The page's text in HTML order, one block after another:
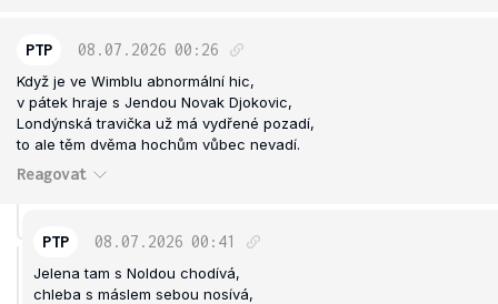
PTP 08.07.2026 00:26
Když je ve Wimblu abnormální hic,
v pátek hraje s Jendou Novak Djokovic,
Londýnská travička už má vydřené pozadí,
to ale těm dvěma hochům vůbec nevadí.
Reagovat
PTP 08.07.2026 00:41
Jelena tam s Noldou chodívá,
chleba s máslem sebou nosívá,